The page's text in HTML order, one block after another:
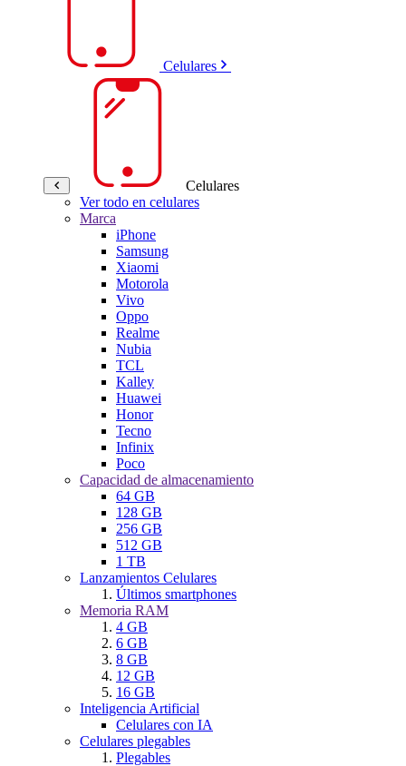
Celulares
Celulares
Ver todo en celulares
Marca
iPhone
Samsung
Xiaomi
Motorola
Vivo
Oppo
Realme
Nubia
TCL
Kalley
Huawei
Honor
Tecno
Infinix
Poco
Capacidad de almacenamiento
64 GB
128 GB
256 GB
512 GB
1 TB
Lanzamientos Celulares
Últimos smartphones
Memoria RAM
4 GB
6 GB
8 GB
12 GB
16 GB
Inteligencia Artificial
Celulares con IA
Celulares plegables
Plegables